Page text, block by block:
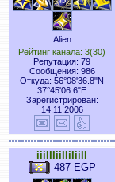
Alien
Рейтинг канала: 3(30)
Репутация: 79
Сообщения: 986
Откуда: 56°08'36.8"N
37°45'06.6"E
Зарегистрирован:
14.11.2006
iiiIIIiiIIiIiiII
487 EGP